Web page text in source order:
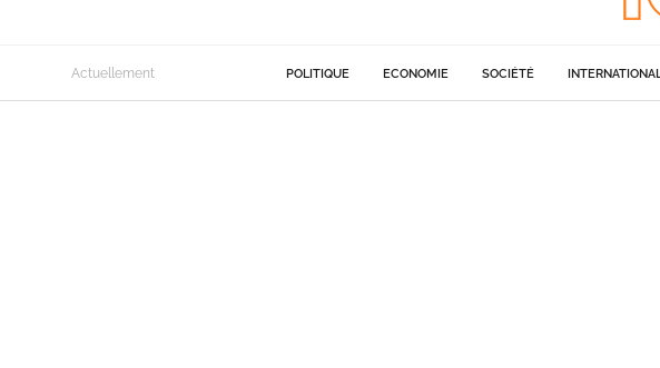
Actuellement POLITIQUE ECONOMIE SOCIÉTÉ INTERNATIONAL